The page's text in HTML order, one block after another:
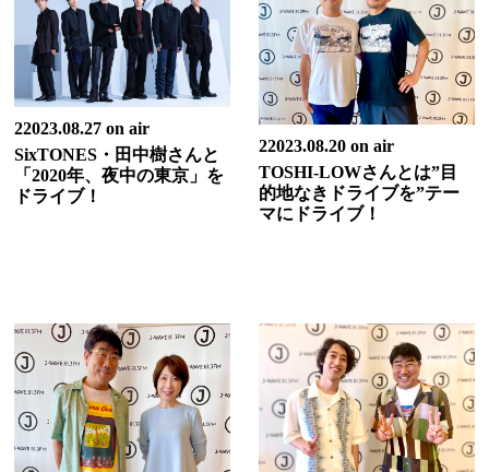
22023.08.27 on air
SixTONES・田中樹さんと
「2020年、夜中の東京」を
ドライブ！
22023.08.20 on air
TOSHI-LOWさんとは”目
的地なきドライブを”テー
マにドライブ！